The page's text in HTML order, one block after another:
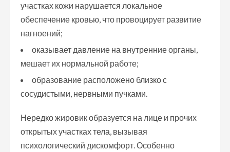
участках кожи нарушается локальное
обеспечение кровью, что провоцирует развитие
нагноений;
оказывает давление на внутренние органы,
мешает их нормальной работе;
образование расположено близко с
сосудистыми, нервными пучками.
Нередко жировик образуется на лице и прочих
открытых участках тела, вызывая
психологический дискомфорт. Особенно